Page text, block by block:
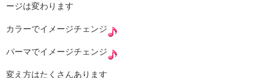
ージは変わります
カラーでイメージチェンジ
パーマでイメージチェンジ
変え方はたくさんあります